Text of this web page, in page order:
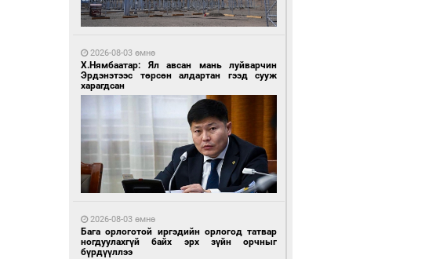
байна
14 цагийн өмнө өмнө
2026-08-03 өмнө
Х.Нямбаатар: Ял авсан мань луйварчин
Эрдэнэтээс төрсөн алдартан гээд сууж
харагдсан
2026-08-03 өмнө
Бага орлоготой иргэдийн орлогод татвар
ногдуулахгүй байх эрх зүйн орчныг
бүрдүүллээ